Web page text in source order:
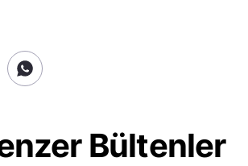
Bültenler